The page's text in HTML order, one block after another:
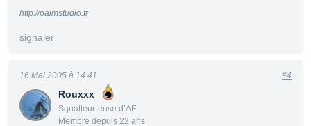
http://palmstudio.fr
signaler
Rouxxx
Squatteur·euse d’AF
Membre depuis 22 ans
16 Mai 2005 à 14:41 #4